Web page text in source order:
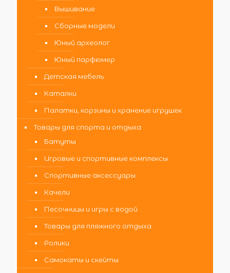
Вышивание
Сборные модели
Юный археолог
Юный парфюмер
Детская мебель
Каталки
Палатки, корзины и хранение игрушек
Товары для спорта и отдыха
Батуты
Игровые и спортивные комплексы
Спортивные аксессуары
Качели
Песочницы и игры с водой
Товары для пляжного отдыха
Ролики
Самокаты и скейты